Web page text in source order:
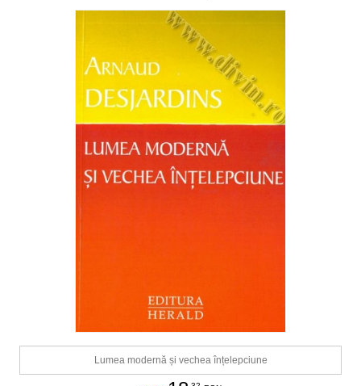
Lumea modernă și vechea înțelepciune